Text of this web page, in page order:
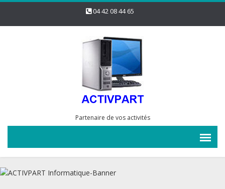
04 42 08 44 65
Partenaire de vos activités